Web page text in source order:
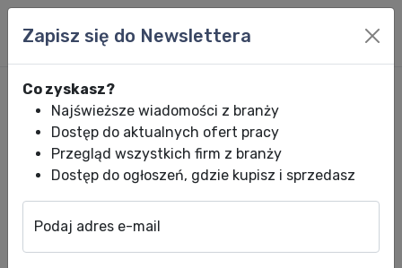
Zapisz się do Newslettera
Co zyskasz?
Najświeższe wiadomości z branży
Dostęp do aktualnych ofert pracy
Przegląd wszystkich firm z branży
Dostęp do ogłoszeń, gdzie kupisz i sprzedasz
Podaj adres e-mail